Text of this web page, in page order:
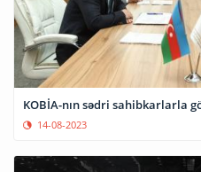
KOBİA-nın sədri sahibkarlarla
14-08-2023